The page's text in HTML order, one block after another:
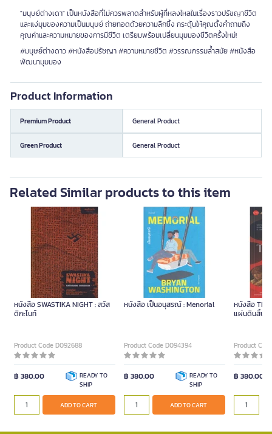
"มนุษย์ต่างเดา" เป็นหนังสือที่ไม่ควรพลาดสำหรับผู้ที่หลงใหลในเรื่องราวปรัชญาชีวิต
และแง่มุมของความเป็นมนุษย์ ถ่ายทอดด้วยความลึกซึ้ง กระตุ้นให้คุณตั้งคำถามถึง
คุณค่าและความหมายของการมีชีวิต เตรียมพร้อมเปลี่ยนมุมมองชีวิตครั้งใหม่!
#มนุษย์ต่างดาว #หนังสือปรัชญา #ความหมายชีวิต #วรรณกรรมล้ำสมัย #หนังสือ
พัฒนามุมมอง
Product Information
Premium Product General Product
Green Product General Product
Related Similar products to this item
หนังสือ SWASTIKA NIGHT : สวัส
ดิกะไนท์
Product Code D092688
฿ 380.00
READY TO
SHIP
ADD TO CART
หนังสือ เป็นอนุสรณ์ : Menorial
Product Code D094394
฿ 380.00
READY TO
SHIP
ADD TO CART
หนังสือ The
แผ่นดินสิ้นก
Product
฿ 380.00